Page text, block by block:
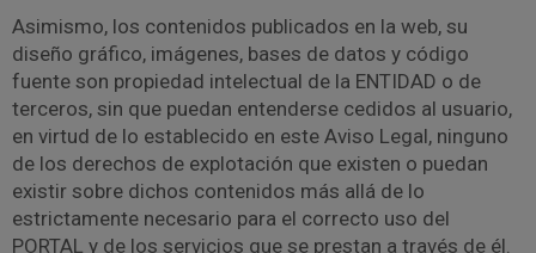
Asimismo, los contenidos publicados en la web, su
diseño gráfico, imágenes, bases de datos y código
fuente son propiedad intelectual de la ENTIDAD o de
terceros, sin que puedan entenderse cedidos al usuario,
en virtud de lo establecido en este Aviso Legal, ninguno
de los derechos de explotación que existen o puedan
existir sobre dichos contenidos más allá de lo
estrictamente necesario para el correcto uso del
PORTAL y de los servicios que se prestan a través de él.